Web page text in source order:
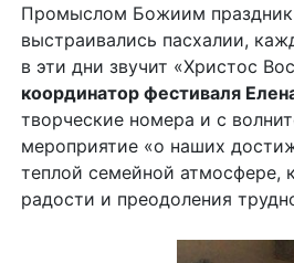
Промыслом Божиим праздник
выстраивались пасхалии,
в эти дни звучит «Христос
координатор фестиваля
творческие номера и с
мероприятие «о наших
теплой семейной атмосфере,
радости и преодоления